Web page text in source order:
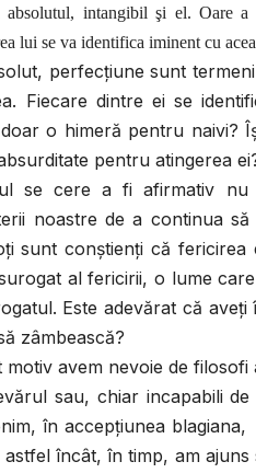
absolutul, intangibil şi el. Oare
lui se va identifica iminent cu
perfecţiune sunt
Fiecare dintre ei se
o himeră pentru naivi?
pentru atingerea
se cere a fi afirmativ
noastre de a continua
sunt conştienţi că fericirea
al fericirii, o lume
Este adevărat că
zâmbească?
motiv avem nevoie de
sau, chiar incapabili
în accepţiunea
încât, în timp, am